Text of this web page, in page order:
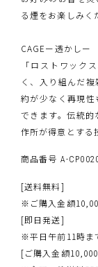
る煙をお楽しみく
CAGEー透かしー
「ロストワック
く、入り組んだ
約が少なく再現
できます。伝統
作所が得意とする
商品番号 A-
[送料無料]
※ご購入金額
[即日発送]
※平日午前11時ま
[ご購入金額